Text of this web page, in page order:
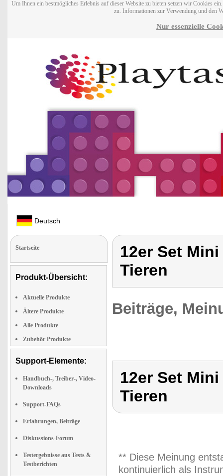
Um Ihnen ein bestmögliches Erlebnis auf dieser Website zu bieten setzen wir Cookies
zu. Informationen zur Verwendung und den
Nur essenzielle
Deutsch
Startseite
Produkt-Übersicht:
Aktuelle Produkte
Ältere Produkte
Alle Produkte
Zubehör Produkte
Support-Elemente:
Handbuch-, Treiber-, Video-
Downloads
Support-FAQs
Erfahrungen, Beiträge
Diskussions-Forum
Testergebnisse aus Tests &
Testberichten
12er Set
Tieren
Beiträge,
12er Set
Tieren
** Diese Meinung
kontinuierlich als